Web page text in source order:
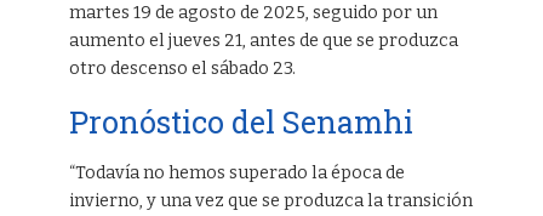
martes 19 de agosto de 2025, seguido por un
aumento el jueves 21, antes de que se produzca
otro descenso el sábado 23.
Pronóstico del Senamhi
“Todavía no hemos superado la época de
invierno, y una vez que se produzca la transición